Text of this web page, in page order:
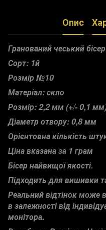
Опис
Гранований чеський
Сорт: 1й
Розмір №10
Матеріал: скло
Розмір: 2,2 мм (+/- 0,1
Діаметр отвору: 0,8 мм
Орієнтовна кількість
Ціна вказана за 1 грам
Бісер найвищої якості.
Підходить для вишивки
Реальний відтінок може
в залежності від
монітора.